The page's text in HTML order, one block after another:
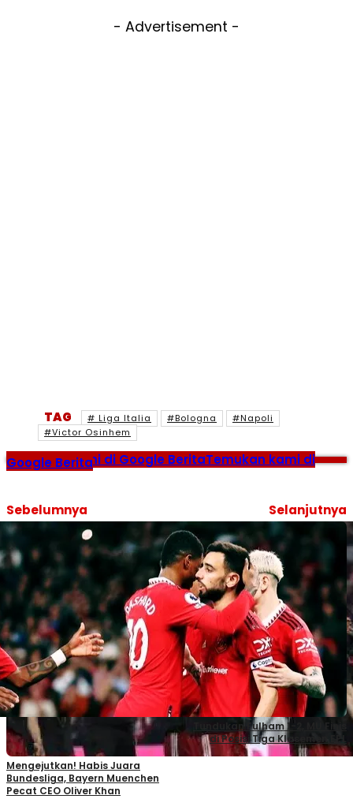
- Advertisement -
TAG # Liga Italia #Bologna
#Napoli
#Victor Osinhem
Temukan kami di Google BeritaTemukan kami di
Google Berita
Sebelumnya
Mengejutkan! Habis Juara
Bundesliga, Bayern Muenchen
Pecat CEO Oliver Khan
Selanjutnya
Tundukan Fulham 1-2, MU Finis
di Posisi Tiga Klasemen EPL